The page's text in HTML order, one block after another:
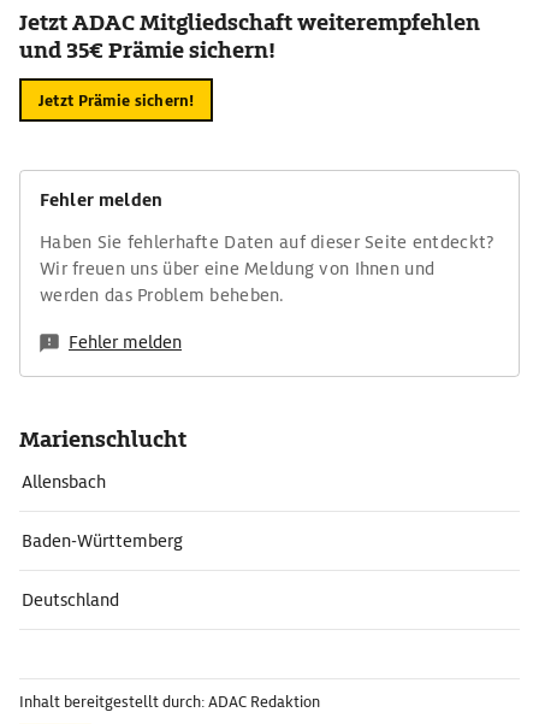
Jetzt ADAC Mitgliedschaft weiterempfehlen
und 35€ Prämie sichern!
Jetzt Prämie sichern!
Fehler melden
Haben Sie fehlerhafte Daten auf dieser Seite entdeckt?
Wir freuen uns über eine Meldung von Ihnen und
werden das Problem beheben.
Fehler melden
Marienschlucht
Allensbach
Baden-Württemberg
Deutschland
Inhalt bereitgestellt durch: ADAC Redaktion